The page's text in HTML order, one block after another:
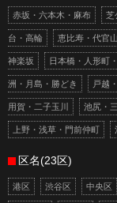
赤坂・六本木・麻布 芝
台・高輪 恵比寿・代官
神楽坂 日本橋・人形町
洲・月島・勝どき 戸越
用賀・二子玉川 池尻・
上野・浅草・門前仲町
区名(23区)
港区 渋谷区 中央区